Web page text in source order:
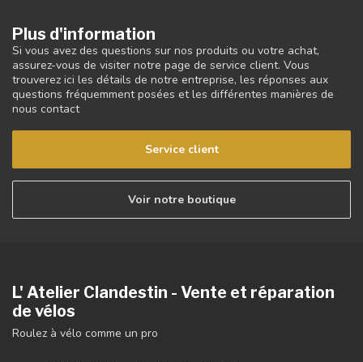
Plus d'information
Si vous avez des questions sur nos produits ou votre achat,
assurez-vous de visiter notre page de service client. Vous
trouverez ici les détails de notre entreprise, les réponses aux
questions fréquemment posées et les différentes manières de
nous contact
Service client
Voir notre boutique
L' Atelier Clandestin - Vente et réparation
de vélos
Roulez à vélo comme un pro